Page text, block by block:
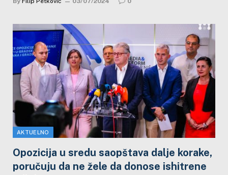
AKTUELNO
Opozicija u sredu saopštava dalje korake,
poručuju da ne žele da donose ishitrene